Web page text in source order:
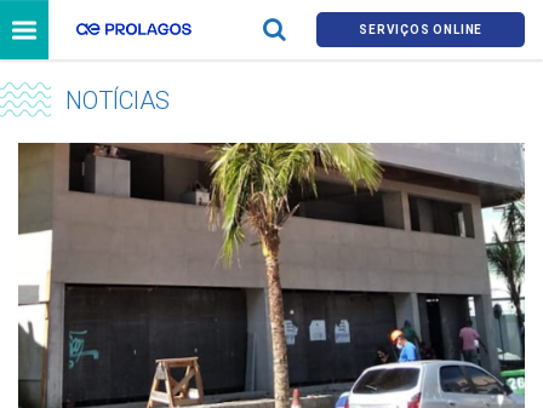
SERVIÇOS ONLINE
NOTÍCIAS